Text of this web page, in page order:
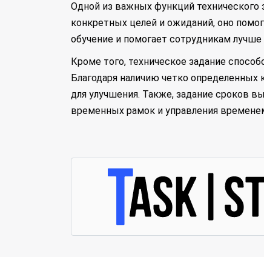
Одной из важных функций технического
конкретных целей и ожиданий, оно
обучение и помогает сотрудникам
Кроме того, техническое задание
Благодаря наличию четко
для улучшения. Также, задание сроков
временных рамок и управления